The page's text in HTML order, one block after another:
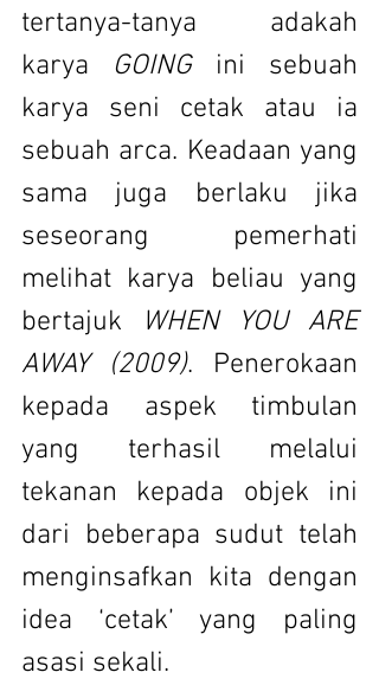
tertanya-tanya adakah
karya GOING ini sebuah
karya seni cetak atau ia
sebuah arca. Keadaan yang
sama juga berlaku jika
seseorang pemerhati
melihat karya beliau yang
bertajuk
WHEN YOU ARE
AWAY (2009). Penerokaan
kepada aspek timbulan
yang terhasil melalui
tekanan kepada objek ini
dari beberapa sudut telah
menginsafkan kita dengan
idea ‘cetak’ yang paling